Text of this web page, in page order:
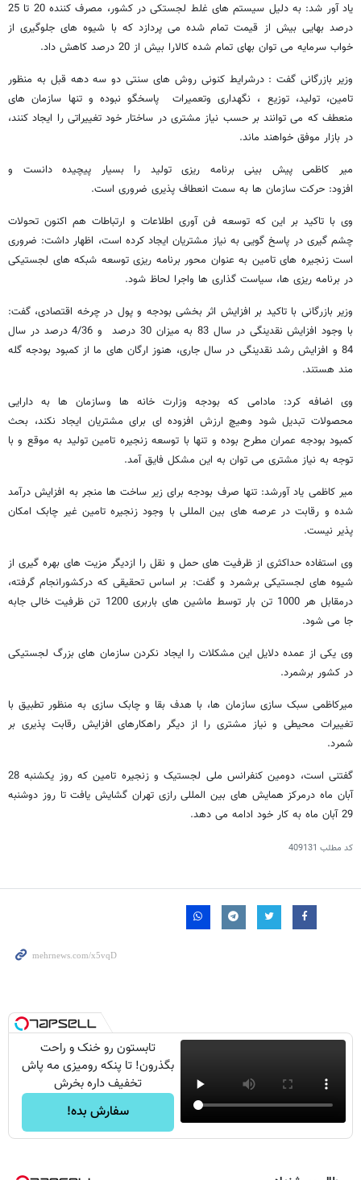
یاد آور شد: به دلیل سیستم های غلط لجستکی در کشور، مصرف کننده 20 تا 25
درصد بهایی بیش از قیمت تمام شده می پردازد که با شیوه های جلوگیری از
خواب سرمایه می توان بهای تمام شده کالارا بیش از 20 درصد کاهش داد.
وزیر بازرگانی گفت : درشرایط کنونی روش های سنتی دو سه دهه قبل به منظور
تامین، تولید، توزیع ، نگهداری وتعمیرات پاسخگو نبوده و تنها سازمان های
منعطف که می توانند بر حسب نیاز مشتری در ساختار خود تغییراتی را ایجاد کنند،
در بازار موفق خواهند ماند.
میر کاظمی پیش بینی برنامه ریزی تولید را بسیار پیچیده دانست و
افزود: حرکت سازمان ها به سمت انعطاف پذیری ضروری است.
وی با تاکید بر این که توسعه فن آوری اطلاعات و ارتباطات هم اکنون تحولات
چشم گیری در پاسخ گویی به نیاز مشتریان ایجاد کرده است، اظهار داشت: ضروری
است زنجیره های تامین به عنوان محور برنامه ریزی توسعه شبکه های لجستیکی
در برنامه ریزی ها، سیاست گذاری ها واجرا لحاظ شود.
وزیر بازرگانی با تاکید بر افزایش اثر بخشی بودجه و پول در چرخه اقتصادی، گفت:
با وجود افزایش نقدینگی در سال 83 به میزان 30 درصد و 4/36 درصد در سال
84 و افزایش رشد نقدینگی در سال جاری، هنوز ارگان های ما از کمبود بودجه گله
مند هستند.
وی اضافه کرد: مادامی که بودجه وزارت خانه ها وسازمان ها به دارایی
محصولات تبدیل شود وهیچ ارزش افزوده ای برای مشتریان ایجاد نکند، بحث
کمبود بودجه عمران مطرح بوده و تنها با توسعه زنجیره تامین تولید به موقع و با
توجه به نیاز مشتری می توان به این مشکل فایق آمد.
میر کاظمی یاد آورشد: تنها صرف بودجه برای زیر ساخت ها منجر به افزایش درآمد
شده و رقابت در عرصه های بین المللی با وجود زنجیره تامین غیر چابک امکان
پذیر نیست.
وی استفاده حداکثری از ظرفیت های حمل و نقل را ازدیگر مزیت های بهره گیری از
شیوه های لجستیکی برشمرد و گفت: بر اساس تحقیقی که درکشورانجام گرفته،
درمقابل هر 1000 تن بار توسط ماشین های باربری 1200 تن ظرفیت خالی جابه
جا می شود.
وی یکی از عمده دلایل این مشکلات را ایجاد نکردن سازمان های بزرگ لجستیکی
در کشور برشمرد.
میرکاظمی سبک سازی سازمان ها، با هدف بقا و چابک سازی به منظور تطبیق با
تغییرات محیطی و نیاز مشتری را از دیگر راهکارهای افزایش رقابت پذیری بر
شمرد.
گفتنی است، دومین کنفرانس ملی لجستیک و زنجیره تامین که روز یکشنبه 28
آبان ماه درمرکز همایش های بین المللی رازی تهران گشایش یافت تا روز دوشنبه
29 آبان ماه به کار خود ادامه می دهد.
کد مطلب 409131
تابستون رو خنک و راحت
بگذرون! تا پنکه رومیزی مه پاش
تخفیف داره بخرش
سفارش بده!